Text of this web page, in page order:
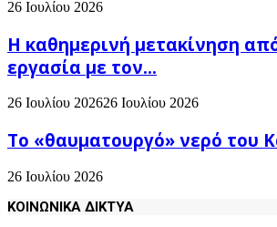
26 Ιουλίου 2026
H καθημερινή μετακίνηση
εργασία με τον...
26 Ιουλίου 202626 Ιουλίου 2026
Το «θαυματουργό» νερό του
26 Ιουλίου 2026
ΚΟΙΝΩΝΙΚΑ ΔΙΚΤΥΑ